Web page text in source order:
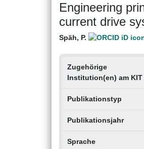
Engineering
current drive
Späh, P.
Zugehörige
Institution(en) am KIT
Publikationstyp
Publikationsjahr
Sprache